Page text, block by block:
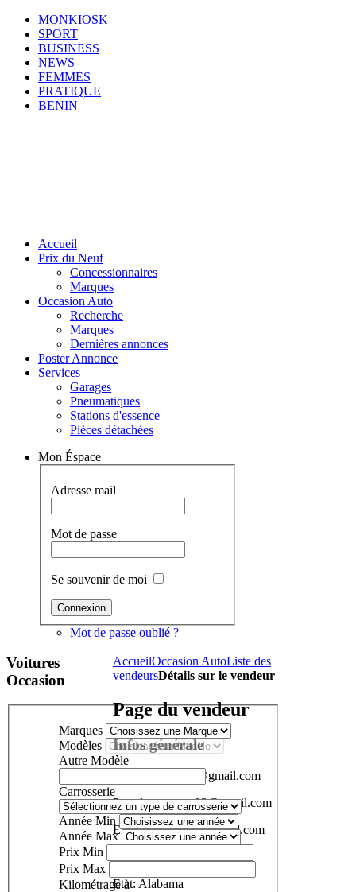
MONKIOSK
SPORT
BUSINESS
NEWS
FEMMES
PRATIQUE
BENIN
Accueil
Prix du Neuf
Concessionnaires
Marques
Occasion Auto
Recherche
Marques
Dernières annonces
Poster Annonce
Services
Garages
Pneumatiques
Stations d'essence
Pièces détachées
Mon Éspace
Adresse mail
Mot de passe
Se souvenir de moi
Mot de passe oublié ?
AccueilOccasion AutoListe des
vendeursDétails sur le vendeur
Page du vendeur
Infos générale
gousam82@gmail.com
Pseudo:gousam82@gmail.com
Email:gousam82@gmail.com
Etat: Alabama
Voitures
Occasion
Marques
Modèles
Autre Modèle
Carrosserie
Année Min
Année Max
Prix Min
Prix Max
Kilométrage à